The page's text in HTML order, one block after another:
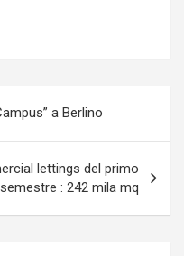
a Berlino
lettings del primo
semestre : 242 mila mq